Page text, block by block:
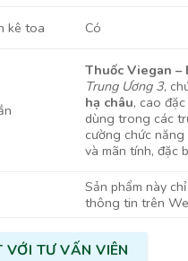
kê toa Có
Thuốc Viegan –
Trung Ương 3,
hạ châu, cao
dùng trong các
cường chức
và mãn tính, đặc
Sản phẩm này
thông tin trên
VỚI TƯ VẤN VIÊN